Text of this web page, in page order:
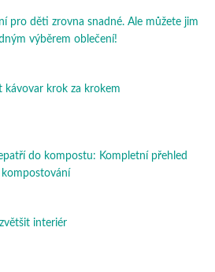
pro děti zrovna snadné. Ale můžete jim
výběrem oblečení!
kávovar krok za krokem
do kompostu: Kompletní přehled
interiér